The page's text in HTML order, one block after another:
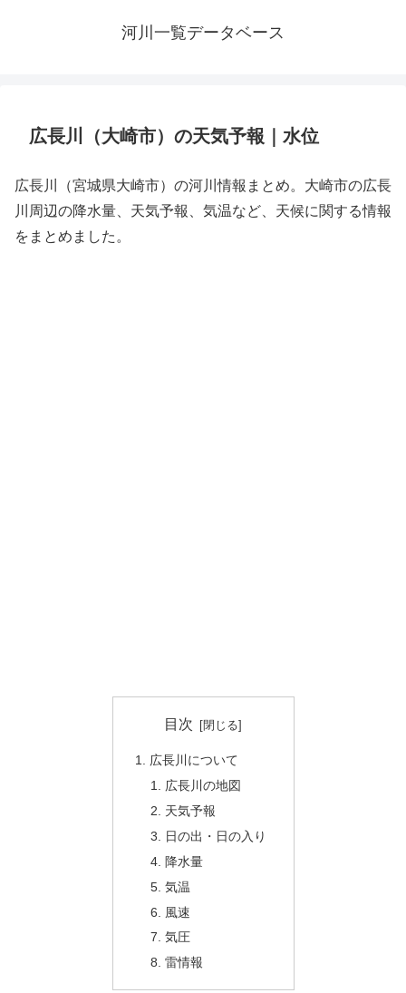
河川一覧データベース
広長川（大崎市）の天気予報｜水位
広長川（宮城県大崎市）の河川情報まとめ。大崎市の広長
川周辺の降水量、天気予報、気温など、天候に関する情報
をまとめました。
目次
広長川について
広長川の地図
天気予報
日の出・日の入り
降水量
気温
風速
気圧
雷情報